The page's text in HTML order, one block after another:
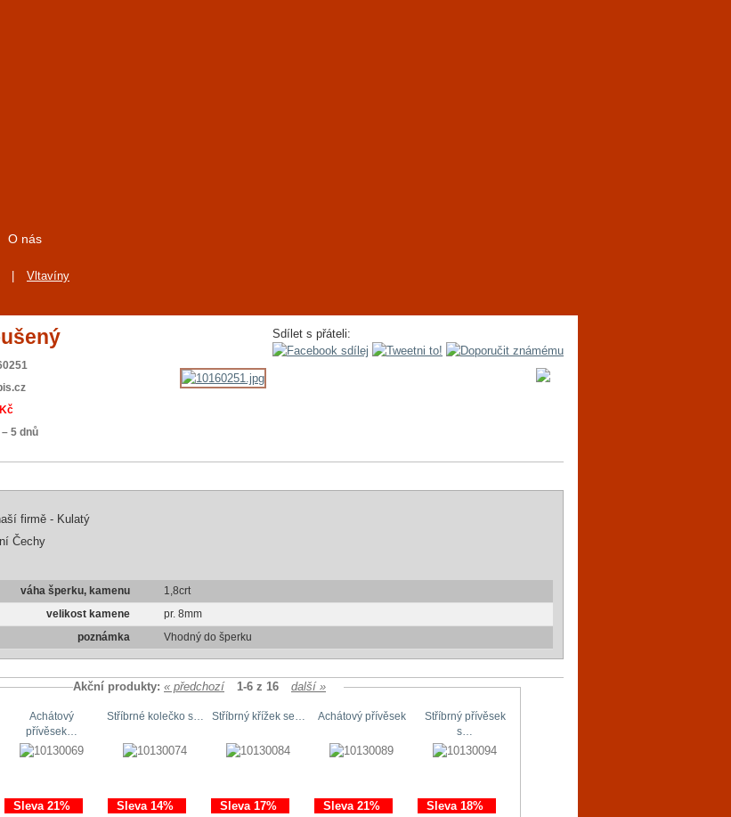
O nás
Vltavíny
Sdílet s přáteli:
– 5 dnů
firmě - Kulatý
Čechy
váha šperku, kamenu 1,8crt
velikost kamene pr. 8mm
poznámka Vhodný do šperku
Akční produkty: « předchozí 1-6 z 16 další »
Achátový
přívěsek…
Sleva 21%
Stříbrné kolečko s…
Sleva 14%
Stříbrný křížek se…
Sleva 17%
Achátový přívěsek
Sleva 21%
Stříbrný přívěsek
s…
Sleva 18%